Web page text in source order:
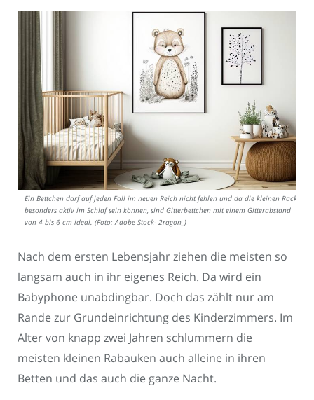
Ein Bettchen darf auf jeden Fall im neuen Reich nicht fehlen und da die kleinen Racker
besonders aktiv im Schlaf sein können, sind Gitterbettchen mit einem Gitterabstand
von 4 bis 6 cm ideal. (Foto: Adobe Stock- 2ragon_)
Nach dem ersten Lebensjahr ziehen die meisten so
langsam auch in ihr eigenes Reich. Da wird ein
Babyphone unabdingbar. Doch das zählt nur am
Rande zur Grundeinrichtung des Kinderzimmers. Im
Alter von knapp zwei Jahren schlummern die
meisten kleinen Rabauken auch alleine in ihren
Betten und das auch die ganze Nacht.